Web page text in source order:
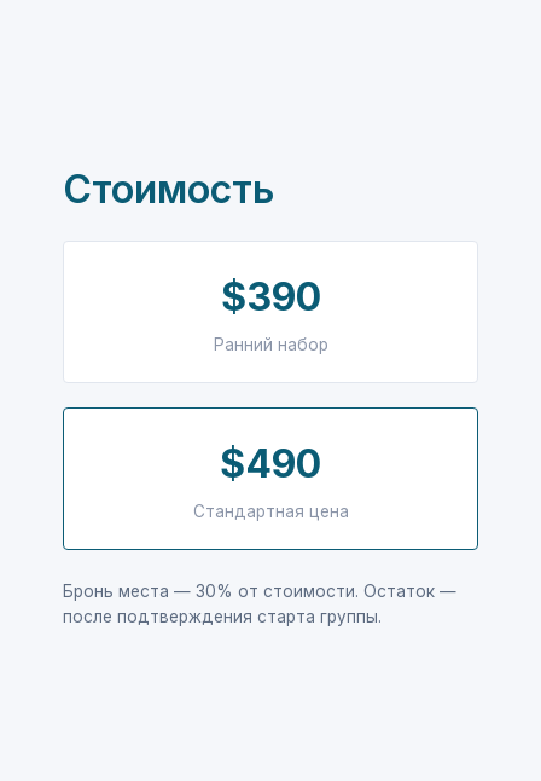
Стоимость
$390
Ранний набор
$490
Стандартная цена
Бронь места — 30% от стоимости. Остаток —
после подтверждения старта группы.